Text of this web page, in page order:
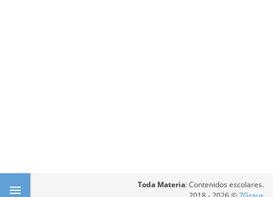
Toda Materia: Contenidos escolares.